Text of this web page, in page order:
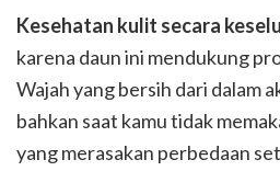
Kesehatan kulit secara
karena daun ini mendukung
Wajah yang bersih dari dalam
bahkan saat kamu tidak
yang merasakan perbedaan